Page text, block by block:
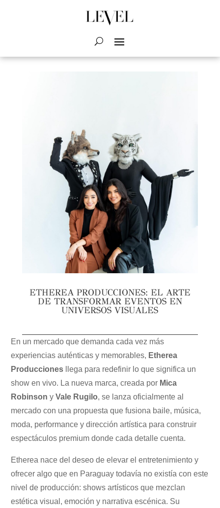
ETHEREA PRODUCCIONES: EL ARTE
DE TRANSFORMAR EVENTOS EN
UNIVERSOS VISUALES
En un mercado que demanda cada vez más
experiencias auténticas y memorables, Etherea
Producciones llega para redefinir lo que significa un
show en vivo. La nueva marca, creada por Mica
Robinson yVale Rugilo, se lanza oficialmente al
mercado con una propuesta que fusiona baile, música,
moda, performance y dirección artística para construir
espectáculos premium donde cada detalle cuenta.
Etherea nace del deseo de elevar el entretenimiento y
ofrecer algo que en Paraguay todavía no existía con este
nivel de producción: shows artísticos que mezclan
estética visual, emoción y narrativa escénica. Su